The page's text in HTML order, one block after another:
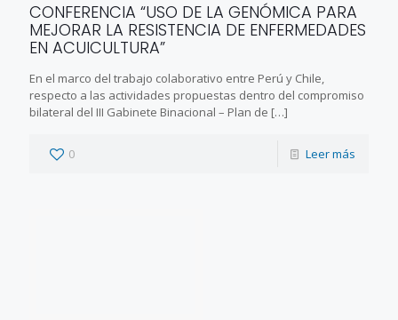
CONFERENCIA “USO DE LA GENÓMICA PARA
MEJORAR LA RESISTENCIA DE ENFERMEDADES
EN ACUICULTURA”
En el marco del trabajo colaborativo entre Perú y Chile,
respecto a las actividades propuestas dentro del compromiso
bilateral del III Gabinete Binacional – Plan de […]
0 Leer más